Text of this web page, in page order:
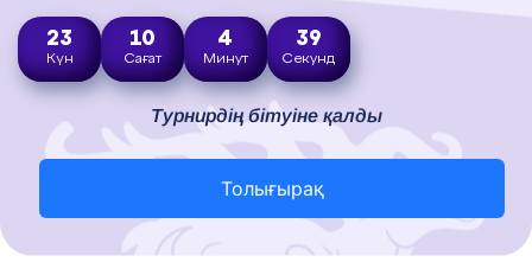
23
Күн
10
Сағат
4
Минут
38
Секунд
Турнирдің бітуіне қалды
Толығырақ